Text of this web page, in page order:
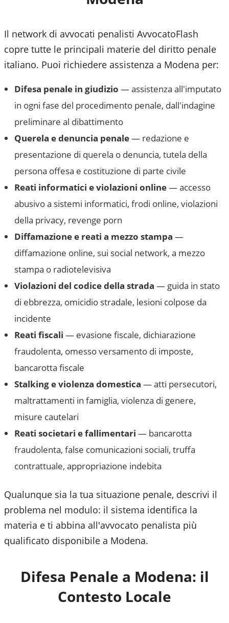
Il network di avvocati penalisti AvvocatoFlash
copre tutte le principali materie del diritto penale
italiano. Puoi richiedere assistenza a Modena per:
Difesa penale in giudizio — assistenza all'imputato
in ogni fase del procedimento penale, dall'indagine
preliminare al dibattimento
Querela e denuncia penale— redazione e
presentazione di querela o denuncia, tutela della
persona offesa e costituzione di parte civile
Reati informatici e violazioni online— accesso
abusivo a sistemi informatici, frodi online, violazioni
della privacy, revenge porn
Diffamazione e reati a mezzo stampa —
diffamazione online, sui social network, a mezzo
stampa o radiotelevisiva
Violazioni del codice della strada — guida in stato
di ebbrezza, omicidio stradale, lesioni colpose da
incidente
Reati fiscali — evasione fiscale, dichiarazione
fraudolenta, omesso versamento di imposte,
bancarotta fiscale
Stalking e violenza domestica — atti persecutori,
maltrattamenti in famiglia, violenza di genere,
misure cautelari
Reati societari e fallimentari — bancarotta
fraudolenta, false comunicazioni sociali, truffa
contrattuale, appropriazione indebita
Qualunque sia la tua situazione penale, descrivi il
problema nel modulo: il sistema identifica la
materia e ti abbina all'avvocato penalista più
qualificato disponibile a Modena.
Difesa Penale a Modena: il
Contesto Locale